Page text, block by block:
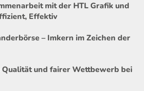
mit der HTL Grafik und
Effektiv
– Imkern im Zeichen der
Qualität und fairer Wettbewerb bei